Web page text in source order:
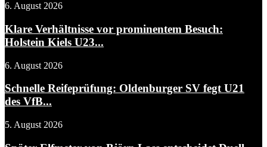
6. August 2026
Klare Verhältnisse vor prominentem Besuch:
Holstein Kiels U23...
6. August 2026
Schnelle Reifeprüfung: Oldenburger SV fegt U21
des VfB...
5. August 2026